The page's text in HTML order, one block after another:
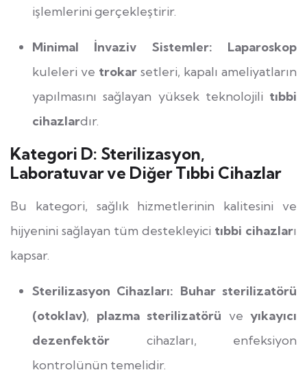
işlemlerini gerçekleştirir.
Minimal İnvaziv Sistemler:
Laparoskop
kuleleri ve trokar setleri, kapalı ameliyatların
yapılmasını sağlayan yüksek teknolojili tıbbi
cihazlardır.
Kategori D: Sterilizasyon,
Laboratuvar ve Diğer Tıbbi Cihazlar
Bu kategori, sağlık hizmetlerinin kalitesini ve
hijyenini sağlayan tüm destekleyici tıbbi cihazları
kapsar.
Sterilizasyon Cihazları: Buhar sterilizatörü
(otoklav), plazma sterilizatörü ve yıkayıcı
dezenfektör cihazları, enfeksiyon
kontrolünün temelidir.